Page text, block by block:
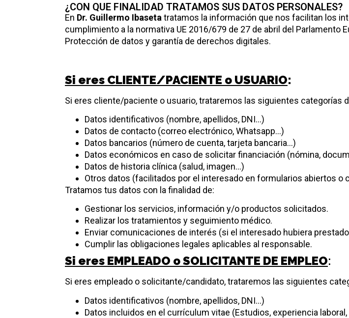
¿CON QUE FINALIDAD TRATAMOS SUS DATOS PERSONALES?
En Dr. Guillermo Ibaseta tratamos la información que nos facilitan los
cumplimiento a la normativa UE 2016/679 de 27 de abril del Parlamento
Protección de datos y garantía de derechos digitales.
Si eres CLIENTE/PACIENTE o USUARIO:
Si eres cliente/paciente o usuario, trataremos las siguientes categorías
Datos identificativos (nombre, apellidos, DNI…)
Datos de contacto (correo electrónico, Whatsapp…)
Datos bancarios (número de cuenta, tarjeta bancaria…)
Datos económicos en caso de solicitar financiación (nómina,
Datos de historia clínica (salud, imagen…)
Otros datos (facilitados por el interesado en formularios abiertos o
Tratamos tus datos con la finalidad de:
Gestionar los servicios, información y/o productos solicitados.
Realizar los tratamientos y seguimiento médico.
Enviar comunicaciones de interés (si el interesado hubiera
Cumplir las obligaciones legales aplicables al responsable.
Si eres EMPLEADO o SOLICITANTE DE EMPLEO:
Si eres empleado o solicitante/candidato, trataremos las siguientes
Datos identificativos (nombre, apellidos, DNI…)
Datos incluidos en el currículum vitae (Estudios, experiencia